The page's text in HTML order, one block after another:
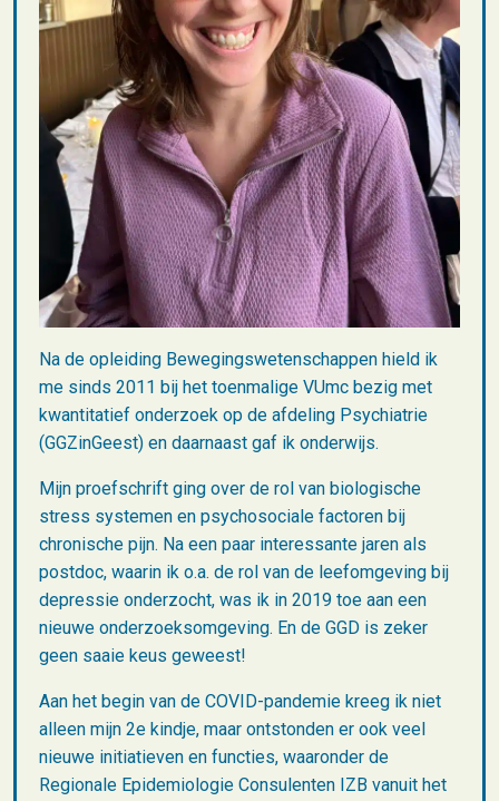
Na de opleiding Bewegingswetenschappen hield ik
me sinds 2011 bij het toenmalige VUmc bezig met
kwantitatief onderzoek op de afdeling Psychiatrie
(GGZinGeest) en daarnaast gaf ik onderwijs.
Mijn proefschrift ging over de rol van biologische
stress systemen en psychosociale factoren bij
chronische pijn. Na een paar interessante jaren als
postdoc, waarin ik o.a. de rol van de leefomgeving bij
depressie onderzocht, was ik in 2019 toe aan een
nieuwe onderzoeksomgeving. En de GGD is zeker
geen saaie keus geweest!
Aan het begin van de COVID-pandemie kreeg ik niet
alleen mijn 2e kindje, maar ontstonden er ook veel
nieuwe initiatieven en functies, waaronder de
Regionale Epidemiologie Consulenten IZB vanuit het